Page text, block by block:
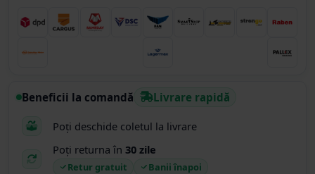
Beneficii la comandă Livrare rapidă
Poți deschide coletul la livrare
Poți returna în 30 zile
Retur gratuit Banii înapoi